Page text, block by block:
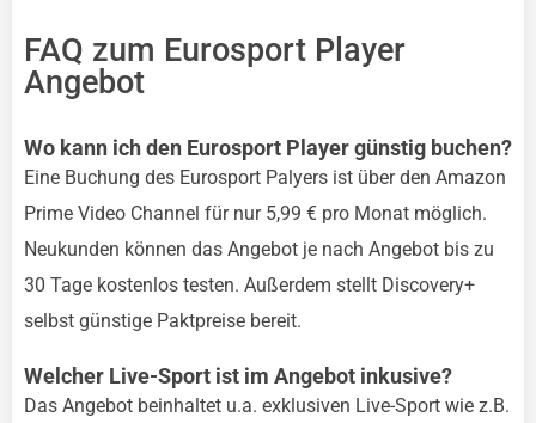
FAQ zum Eurosport Player
Angebot
Wo kann ich den Eurosport Player günstig buchen?
Eine Buchung des Eurosport Palyers ist über den Amazon
Prime Video Channel für nur 5,99 € pro Monat möglich.
Neukunden können das Angebot je nach Angebot bis zu
30 Tage kostenlos testen. Außerdem stellt Discovery+
selbst günstige Paktpreise bereit.
Welcher Live-Sport ist im Angebot inkusive?
Das Angebot beinhaltet u.a. exklusiven Live-Sport wie z.B.